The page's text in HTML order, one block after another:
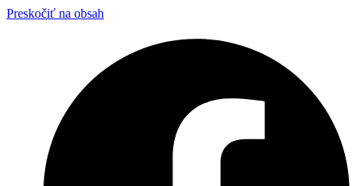
Preskočiť na obsah